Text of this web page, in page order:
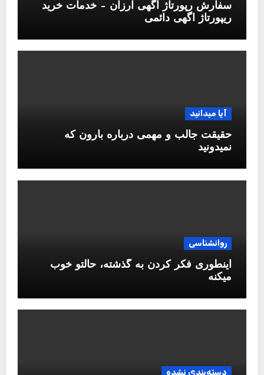
سفارش رپورتاژ آگهی ارزان – خدمات خرید
ریپورتاژ اگهی دائمی
آیا میدانید
حقیقت جالب و مهمی درباره بارون که
نمیدونید
روانشناسی
اینطوری فکر کردن به گذشته، حالتو خوب
میکنه
دسته‌بندی نشده